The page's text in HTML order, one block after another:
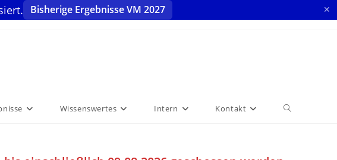
Bisherige Ergebnisse VM 2027
✕
Wissenswertes Intern Kontakt Website-